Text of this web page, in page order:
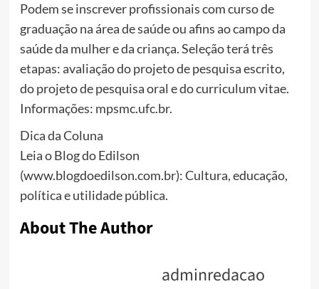
Podem se inscrever profissionais com curso de
graduação na área de saúde ou afins ao campo da
saúde da mulher e da criança. Seleção terá três
etapas: avaliação do projeto de pesquisa escrito,
do projeto de pesquisa oral e do curriculum vitae.
Informações: mpsmc.ufc.br.
Dica da Coluna
Leia o Blog do Edilson
(www.blogdoedilson.com.br): Cultura, educação,
política e utilidade pública.
About The Author
adminredacao